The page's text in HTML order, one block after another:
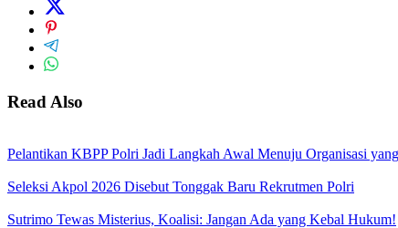
Read Also
Pelantikan KBPP Polri Jadi Langkah Awal Menuju Organisasi
Seleksi Akpol 2026 Disebut Tonggak Baru Rekrutmen Polri
Sutrimo Tewas Misterius, Koalisi: Jangan Ada yang Kebal Hukum!